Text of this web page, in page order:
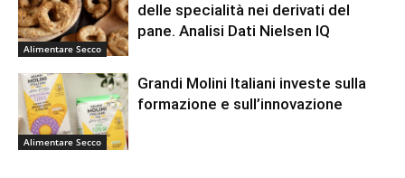
Alimentare Secco
delle specialità nei derivati del
pane. Analisi Dati Nielsen IQ
Alimentare Secco
Grandi Molini Italiani investe sulla
formazione e sull’innovazione